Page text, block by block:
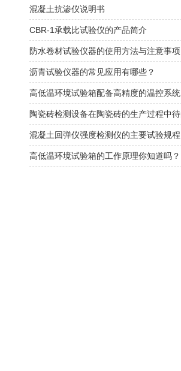
混凝土抗渗仪说明书
CBR-1承载比试验仪的产品简介
防水卷材试验仪器的使用方法与注意事项
沥青试验仪器的常见应用有哪些？
高低温环境试验箱配备高精度的温控系统
混凝土回弹仪强度检测仪的主要试验规程
高低温环境试验箱的工作原理你知道吗？